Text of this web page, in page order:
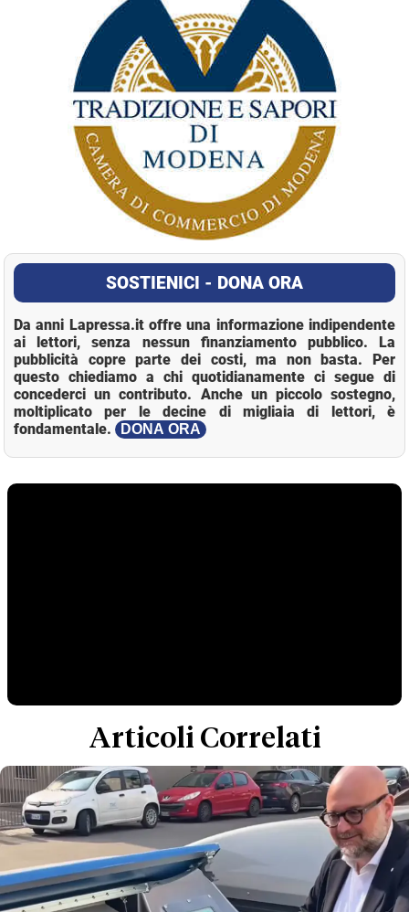
SOSTIENICI - DONA ORA
Da anni Lapressa.it offre una informazione indipendente
ai lettori, senza nessun finanziamento pubblico. La
pubblicità copre parte dei costi, ma non basta. Per
questo chiediamo a chi quotidianamente ci segue di
concederci un contributo. Anche un piccolo sostegno,
moltiplicato per le decine di migliaia di lettori, è
fondamentale.
DONA ORA
Articoli Correlati